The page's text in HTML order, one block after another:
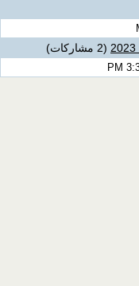
(2 مشاركات)